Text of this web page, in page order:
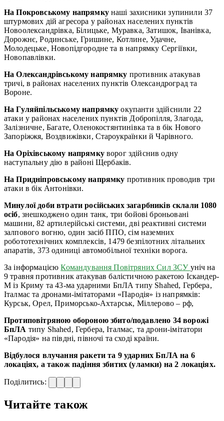
На Покровському напрямку наші захисники зупинили 37
штурмових дій агресора у районах населених пунктів
Новоолександрівка, Білицьке, Муравка, Затишок, Іванівка,
Дорожнє, Родинське, Гришине, Котлине, Удачне,
Молодецьке, Новопідгородне та в напрямку Сергіївки,
Новопавлівки.
На Олександрівському напрямку противник атакував
тричі, в районах населених пунктів Олександроград та
Вороне.
На Гуляйпільському напрямку окупанти здійснили 22
атаки у районах населених пунктів Добропілля, Злагода,
Залізничне, Багате, Оленокостянтинівка та в бік Нового
Запоріжжя, Воздвижівки, Староукраїнки й Чарівного.
На Оріхівському напрямкуворог здійснив одну
наступальну дію в районі Щербаків.
На Придніпровському напрямку противник проводив три
атаки в бік Антонівки.
Минулої доби втрати російських загарбників склали 1080
осіб, знешкоджено один танк, три бойові броньовані
машини, 82 артилерійські системи, дві реактивні системи
залпового вогню, один засіб ППО, сім наземних
робототехнічних комплексів, 1479 безпілотних літальних
апаратів, 373 одиниці автомобільної техніки ворога.
За інформацієюКомандування Повітряних Сил ЗСУ уніч на
9 травня противник атакував балістичною ракетою Іскандер-
М із Криму та 43-ма ударними БпЛА типу Shahed, Гербера,
Італмас та дронами-імітаторами «Пародія» із напрямків:
Курськ, Орел, Приморсько-Ахтарськ, Міллерово – рф,
Протиповітряною обороною збито/подавлено 34 ворожі
БпЛА типу Shahed, Гербера, Італмас, та дрони-імітатори
«Пародія» на півдні, півночі та сході країни.
Відбулося влучання ракети та 9 ударних БпЛА на 6
локаціях, а також падіння збитих (уламки) на 2 локаціях.
Поділитись:
Читайте також